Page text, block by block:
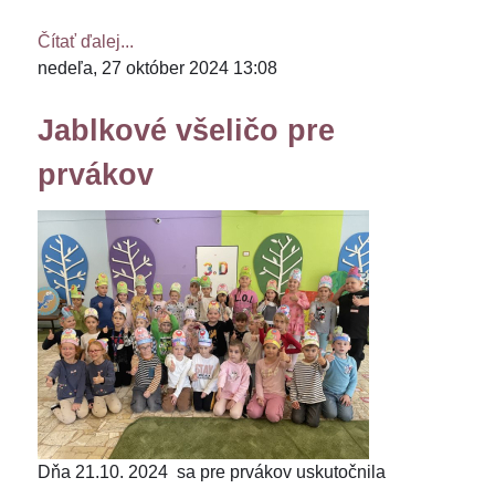
Čítať ďalej...
nedeľa, 27 október 2024 13:08
Jablkové všeličo pre
prvákov
Dňa 21.10. 2024 sa pre prvákov uskutočnila